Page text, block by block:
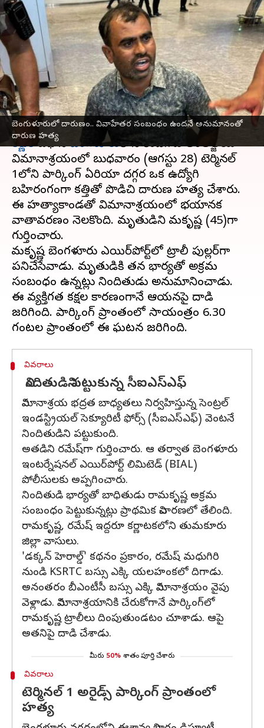
బెంగుళూరులో దారుణం.. వివాహేతర సంబంధం ఉందనే అనుమానంతో
దారుణ హత్య
Bengaluru: బెంగుళూరులో
దారుణం.. వివాహేతర సంబంధం
ఉందనే అనుమానంతో దారుణ
హత్య
వ్రాసిన వారు Sirish Praharaju Aug 29, 2024 12:31 pm
ఈ వార్తాకథనం ఏంటి
కర్ణాటకరాజధానిబెంగళూరులోని కెంపేగౌడ అంతర్జాతీయ
విమానాశ్రయంలో బుధవారం (ఆగస్టు 28) టెర్మినల్
1లోని పార్కింగ్ ఏరియా దగ్గర ఒక ఉద్యోగి
బహిరంగంగా కత్తితో పొడిచి దారుణ హత్య చేశారు.
ఈ హత్యాకాండతో విమానాశ్రయంలో భయానక
వాతావరణం నెలకొంది. మృతుడిని రామకృష్ణ (45)గా
గుర్తించారు.
రామకృష్ణ బెంగళూరు ఎయిర్‌పోర్ట్‌లో ట్రాలీ పుల్లర్‌గా
పనిచేసేవాడు. మృతుడికి తన భార్యతో అక్రమ
సంబంధం ఉన్నట్లు నిందితుడు అనుమానించాడు.
ఈ వ్యక్తిగత కక్షల కారణంగానే ఆయనపై దాడి
జరిగింది. పార్కింగ్ ప్రాంతంలో సాయంత్రం 6.30
వివరాలు
నిందితుడిని పట్టుకున్న సీఐఎస్ఎఫ్
విమానాశ్రయ భద్రత బాధ్యతలు నిర్వహిస్తున్న సెంట్రల్
ఇండస్ట్రియల్ సెక్యూరిటీ ఫోర్స్ (సీఐఎస్ఎఫ్) వెంటనే
నిందితుడిని పట్టుకుంది.
అతడిని రమేష్‌గా గుర్తించారు. ఆ తర్వాత బెంగళూరు
ఇంటర్నేషనల్ ఎయిర్‌పోర్ట్ లిమిటెడ్ (BIAL)
పోలీసులకు అప్పగించారు.
నిందితుడి భార్యతో బాధితుడు రామకృష్ణ అక్రమ
సంబంధం పెట్టుకున్నట్లు ప్రాథమిక విచారణలో తేలింది.
రామకృష్ణ, రమేష్ ఇద్దరూ కర్ణాటకలోని తుమకూరు
జిల్లా వాసులు.
'డక్కన్ హెరాల్డ్' కథనం ప్రకారం, రమేష్ మధుగిరి
నుండి KSRTC బస్సు ఎక్కి యలహంకలో దిగాడు.
అనంతరం బీఎంటీసీ బస్సు ఎక్కి విమానాశ్రయం వైపు
వెళ్లాడు. విమానాశ్రయానికి చేరుకోగానే పార్కింగ్‌లో
రామకృష్ణ ట్రాలీలు దింపుతుండటం చూశాడు. ఆపై
అతనిపై దాడి చేశాడు.
మీరు 50% శాతం పూర్తి చేశారు
వివరాలు
టెర్మినల్ 1 అరైడ్స్ పార్కింగ్ ప్రాంతంలో
హత్య